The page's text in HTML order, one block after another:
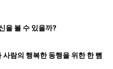
을 볼 수 있을까?
람의 행복한 동행을 위한 한 뼘